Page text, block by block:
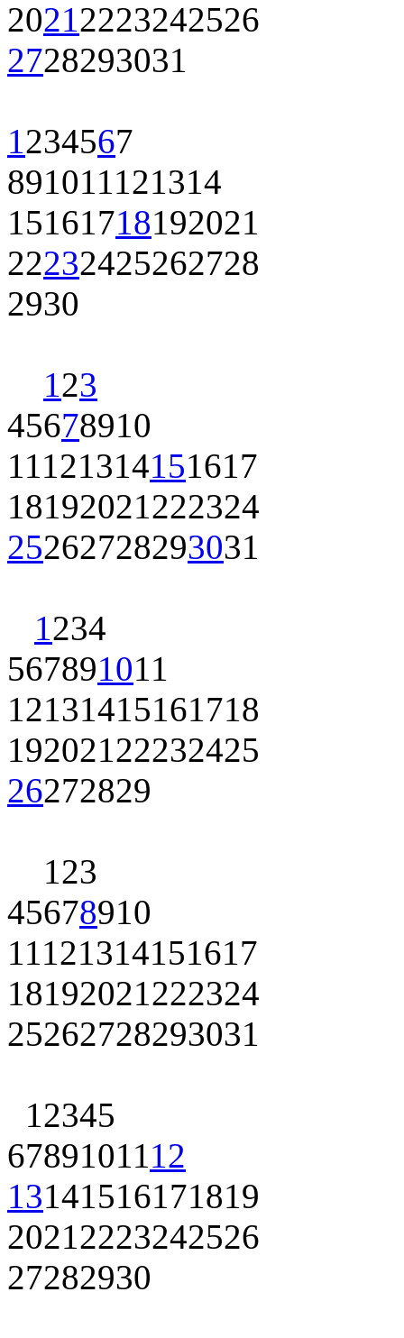
20212223242526
2728293031
1234567
891011121314
15161718192021
22232425262728
2930
123
45678910
11121314151617
18192021222324
25262728293031
1234
567891011
12131415161718
19202122232425
26272829
123
45678910
11121314151617
18192021222324
25262728293031
12345
6789101112
13141516171819
20212223242526
27282930